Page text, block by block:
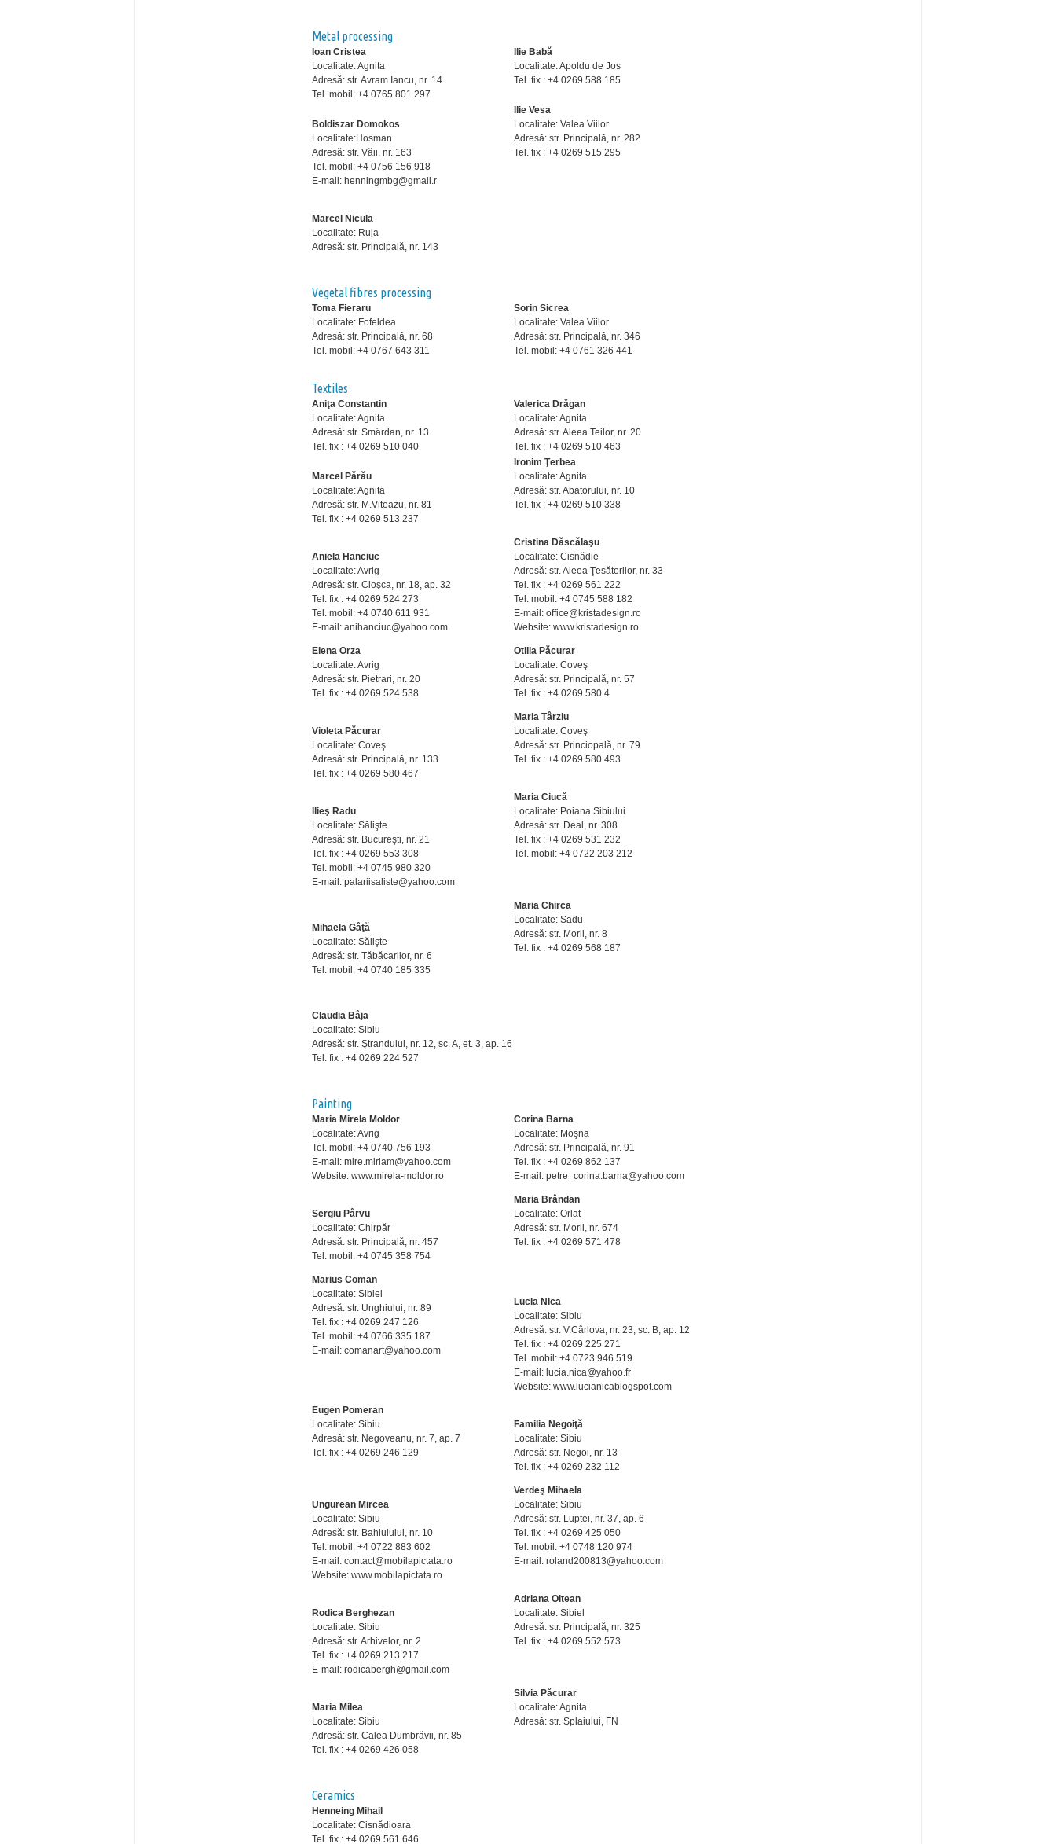
Metal processing
Ioan Cristea
Localitate: Agnita
Adresă: str. Avram Iancu, nr. 14
Tel. mobil: +4 0765 801 297
Ilie Babă
Localitate: Apoldu de Jos
Tel. fix : +4 0269 588 185
Boldiszar Domokos
Localitate:Hosman
Adresă: str. Văii, nr. 163
Tel. mobil: +4 0756 156 918
E-mail: henningmbg@gmail.r
Ilie Vesa
Localitate: Valea Viilor
Adresă: str. Principală, nr. 282
Tel. fix : +4 0269 515 295
Marcel Nicula
Localitate: Ruja
Adresă: str. Principală, nr. 143
Vegetal fibres processing
Toma Fieraru
Localitate: Fofeldea
Adresă: str. Principală, nr. 68
Tel. mobil: +4 0767 643 311
Sorin Sicrea
Localitate: Valea Viilor
Adresă: str. Principală, nr. 346
Tel. mobil: +4 0761 326 441
Textiles
Aniţa Constantin
Localitate: Agnita
Adresă: str. Smârdan, nr. 13
Tel. fix : +4 0269 510 040
Valerica Drăgan
Localitate: Agnita
Adresă: str. Aleea Teilor, nr. 20
Tel. fix : +4 0269 510 463
Marcel Părău
Localitate: Agnita
Adresă: str. M.Viteazu, nr. 81
Tel. fix : +4 0269 513 237
Ironim Ţerbea
Localitate: Agnita
Adresă: str. Abatorului, nr. 10
Tel. fix : +4 0269 510 338
Aniela Hanciuc
Localitate: Avrig
Adresă: str. Cloşca, nr. 18, ap. 32
Tel. fix : +4 0269 524 273
Tel. mobil: +4 0740 611 931
E-mail: anihanciuc@yahoo.com
Cristina Dăscălaşu
Localitate: Cisnădie
Adresă: str. Aleea Ţesătorilor, nr. 33
Tel. fix : +4 0269 561 222
Tel. mobil: +4 0745 588 182
E-mail: office@kristadesign.ro
Website: www.kristadesign.ro
Elena Orza
Localitate: Avrig
Adresă: str. Pietrari, nr. 20
Tel. fix : +4 0269 524 538
Otilia Păcurar
Localitate: Coveş
Adresă: str. Principală, nr. 57
Tel. fix : +4 0269 580 4
Violeta Păcurar
Localitate: Coveş
Adresă: str. Principală, nr. 133
Tel. fix : +4 0269 580 467
Maria Târziu
Localitate: Coveş
Adresă: str. Princiopală, nr. 79
Tel. fix : +4 0269 580 493
Ilieş Radu
Localitate: Sălişte
Adresă: str. Bucureşti, nr. 21
Tel. fix : +4 0269 553 308
Tel. mobil: +4 0745 980 320
E-mail: palariisaliste@yahoo.com
Maria Ciucă
Localitate: Poiana Sibiului
Adresă: str. Deal, nr. 308
Tel. fix : +4 0269 531 232
Tel. mobil: +4 0722 203 212
Mihaela Gâţă
Localitate: Sălişte
Adresă: str. Tăbăcarilor, nr. 6
Tel. mobil: +4 0740 185 335
Maria Chirca
Localitate: Sadu
Adresă: str. Morii, nr. 8
Tel. fix : +4 0269 568 187
Claudia Bâja
Localitate: Sibiu
Adresă: str. Ştrandului, nr. 12, sc. A, et. 3, ap. 16
Tel. fix : +4 0269 224 527
Painting
Maria Mirela Moldor
Localitate: Avrig
Tel. mobil: +4 0740 756 193
E-mail: mire.miriam@yahoo.com
Website: www.mirela-moldor.ro
Corina Barna
Localitate: Moşna
Adresă: str. Principală, nr. 91
Tel. fix : +4 0269 862 137
E-mail: petre_corina.barna@yahoo.com
Sergiu Pârvu
Localitate: Chirpăr
Adresă: str. Principală, nr. 457
Tel. mobil: +4 0745 358 754
Maria Brândan
Localitate: Orlat
Adresă: str. Morii, nr. 674
Tel. fix : +4 0269 571 478
Marius Coman
Localitate: Sibiel
Adresă: str. Unghiului, nr. 89
Tel. fix : +4 0269 247 126
Tel. mobil: +4 0766 335 187
E-mail: comanart@yahoo.com
Lucia Nica
Localitate: Sibiu
Adresă: str. V.Cârlova, nr. 23, sc. B, ap. 12
Tel. fix : +4 0269 225 271
Tel. mobil: +4 0723 946 519
E-mail: lucia.nica@yahoo.fr
Website: www.lucianicablogspot.com
Eugen Pomeran
Localitate: Sibiu
Adresă: str. Negoveanu, nr. 7, ap. 7
Tel. fix : +4 0269 246 129
Familia Negoiţă
Localitate: Sibiu
Adresă: str. Negoi, nr. 13
Tel. fix : +4 0269 232 112
Ungurean Mircea
Localitate: Sibiu
Adresă: str. Bahluiului, nr. 10
Tel. mobil: +4 0722 883 602
E-mail: contact@mobilapictata.ro
Website: www.mobilapictata.ro
Verdeş Mihaela
Localitate: Sibiu
Adresă: str. Luptei, nr. 37, ap. 6
Tel. fix : +4 0269 425 050
Tel. mobil: +4 0748 120 974
E-mail: roland200813@yahoo.com
Rodica Berghezan
Localitate: Sibiu
Adresă: str. Arhivelor, nr. 2
Tel. fix : +4 0269 213 217
E-mail: rodicabergh@gmail.com
Adriana Oltean
Localitate: Sibiel
Adresă: str. Principală, nr. 325
Tel. fix : +4 0269 552 573
Maria Milea
Localitate: Sibiu
Adresă: str. Calea Dumbrăvii, nr. 85
Tel. fix : +4 0269 426 058
Silvia Păcurar
Localitate: Agnita
Adresă: str. Splaiului, FN
Ceramics
Henneing Mihail
Localitate: Cisnădioara
Tel. fix : +4 0269 561 646